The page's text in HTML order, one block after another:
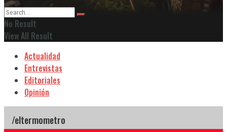
No Result
View All Result
Actualidad
Entrevistas
Editoriales
Opinión